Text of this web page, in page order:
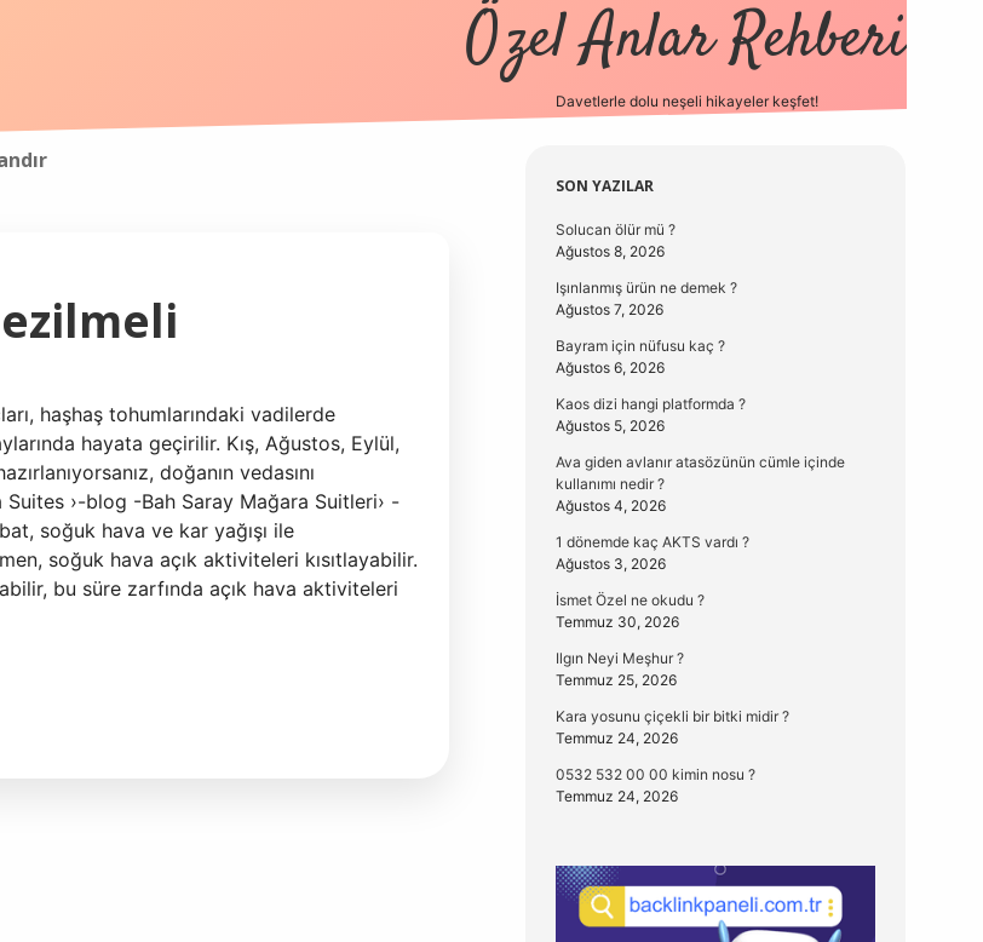
Özel Anlar Rehberi
Davetlerle dolu neşeli hikayeler keşfet!
haşhaş tohumlarındaki vadilerde
hayata geçirilir. Kış, Ağustos, Eylül,
doğanın vedasını
›-blog -Bah Saray Mağara Suitleri› -
soğuk hava ve kar yağışı ile
soğuk hava açık aktiviteleri kısıtlayabilir.
bu süre zarfında açık hava aktiviteleri
Sidebar
SON YAZILAR
Solucan ölür mü ?
Ağustos 8, 2026
Işınlanmış ürün ne demek ?
Ağustos 7, 2026
Bayram için nüfusu kaç ?
Ağustos 6, 2026
Kaos dizi hangi platformda ?
Ağustos 5, 2026
Ava giden avlanır atasözünün cümle içinde
kullanımı nedir ?
Ağustos 4, 2026
1 dönemde kaç AKTS vardı ?
Ağustos 3, 2026
İsmet Özel ne okudu ?
Temmuz 30, 2026
Ilgın Neyi Meşhur ?
Temmuz 25, 2026
Kara yosunu çiçekli bir bitki midir ?
Temmuz 24, 2026
0532 532 00 00 kimin nosu ?
Temmuz 24, 2026